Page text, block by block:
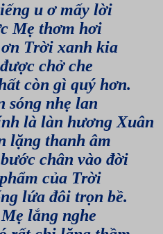
u ơ mấy lời
Mẹ thơm hơi
Trời xanh kia
chở che
còn gì quý hơn.
sóng nhẹ lan
là làn hương Xuân
lặng thanh âm
chân vào đời
của Trời
lứa đôi trọn bề.
lắng nghe